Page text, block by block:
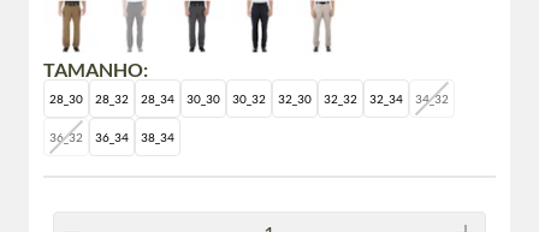
TAMANHO:
28_30 28_32 28_34 30_30 30_32 32_30 32_32 32_34 34_32
36_32 36_34 38_34